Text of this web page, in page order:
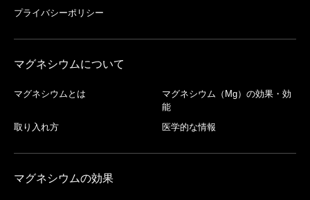
プライバシーポリシー
マグネシウムについて
マグネシウムとは
マグネシウム（Mg）の効果・効
能
取り入れ方
医学的な情報
マグネシウムの効果